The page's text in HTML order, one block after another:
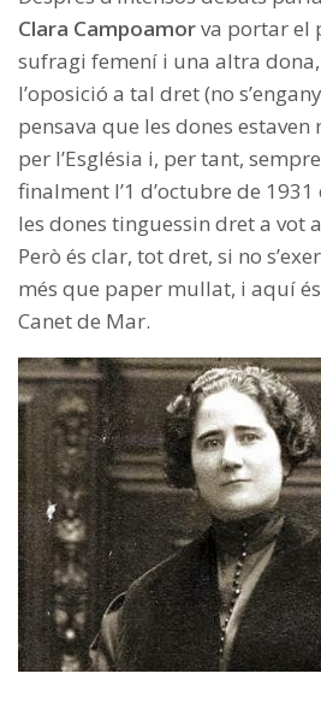
Clara Campoamorva portar el
sufragi femení i una altra dona,
l’oposició a tal dret (no
pensava que les dones
per l’Església i, per tant,
finalment l’1 d’octubre de
les dones tinguessin dret a vot
Però és clar, tot dret, si no
més que paper mullat, i aquí
Canet de Mar.